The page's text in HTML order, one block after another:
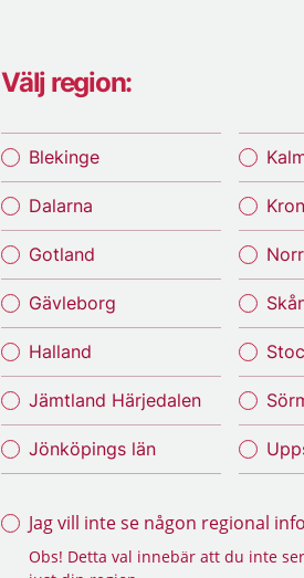
Välj region:
Blekinge
Dalarna
Gotland
Gävleborg
Halland
Jämtland Härjedalen
Jönköpings län
Jag vill inte se någon regional
Obs! Detta val innebär att du inte